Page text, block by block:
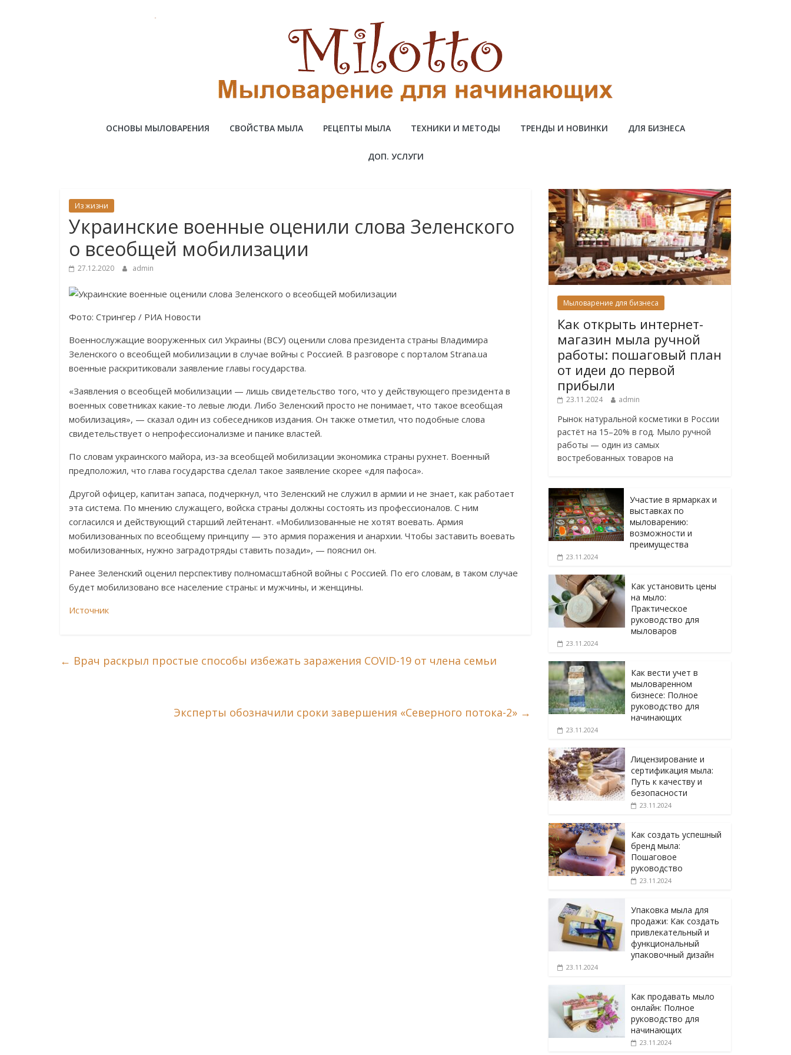
Милотто
ОСНОВЫ МЫЛОВАРЕНИЯ СВОЙСТВА МЫЛА РЕЦЕПТЫ МЫЛА ТЕХНИКИ И МЕТОДЫ ТРЕНДЫ И НОВИНКИ ДЛЯ БИЗНЕСА
ДОП. УСЛУГИ
Из жизни
Украинские военные оценили слова Зеленского
о всеобщей мобилизации
27.12.2020 admin
Фото: Стрингер / РИА Новости
Военнослужащие вооруженных сил Украины (ВСУ) оценили слова президента страны Владимира
Зеленского о всеобщей мобилизации в случае войны с Россией. В разговоре с порталом Strana.ua
военные раскритиковали заявление главы государства.
«Заявления о всеобщей мобилизации — лишь свидетельство того, что у действующего президента в
военных советниках какие-то левые люди. Либо Зеленский просто не понимает, что такое всеобщая
мобилизация», — сказал один из собеседников издания. Он также отметил, что подобные слова
свидетельствует о непрофессионализме и панике властей.
По словам украинского майора, из-за всеобщей мобилизации экономика страны рухнет. Военный
предположил, что глава государства сделал такое заявление скорее «для пафоса».
Другой офицер, капитан запаса, подчеркнул, что Зеленский не служил в армии и не знает, как работает
эта система. По мнению служащего, войска страны должны состоять из профессионалов. С ним
согласился и действующий старший лейтенант. «Мобилизованные не хотят воевать. Армия
мобилизованных по всеобщему принципу — это армия поражения и анархии. Чтобы заставить воевать
мобилизованных, нужно заградотряды ставить позади», — пояснил он.
Ранее Зеленский оценил перспективу полномасштабной войны с Россией. По его словам, в таком случае
будет мобилизовано все население страны: и мужчины, и женщины.
Источник
← Врач раскрыл простые способы избежать заражения COVID-19 от члена семьи
Эксперты обозначили сроки завершения «Северного потока-2» →
Мыловарение для бизнеса
Как открыть интернет-
магазин мыла ручной
работы: пошаговый план
от идеи до первой
прибыли
23.11.2024 admin
Рынок натуральной косметики в России
растёт на 15–20% в год. Мыло ручной
работы — один из самых
востребованных товаров на
Участие в ярмарках и
выставках по
мыловарению:
возможности и
преимущества
23.11.2024
Как установить цены
на мыло:
Практическое
руководство для
мыловаров
23.11.2024
Как вести учет в
мыловаренном
бизнесе: Полное
руководство для
начинающих
23.11.2024
Лицензирование и
сертификация мыла:
Путь к качеству и
безопасности
23.11.2024
Как создать успешный
бренд мыла:
Пошаговое
руководство
23.11.2024
Упаковка мыла для
продажи: Как создать
привлекательный и
функциональный
упаковочный дизайн
23.11.2024
Как продавать мыло
онлайн: Полное
руководство для
начинающих
23.11.2024